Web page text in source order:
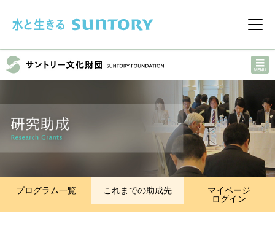
メ
プログラム一覧 これまでの助成先
マイページ
ログイン